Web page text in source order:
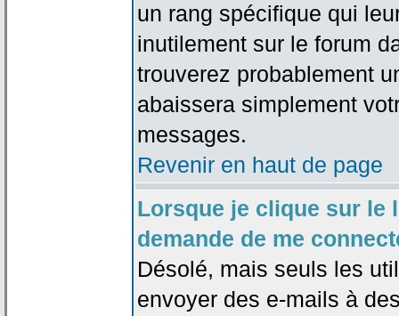
un rang spécifique qui
inutilement sur le forum
trouverez probablement
abaissera simplement
messages.
Revenir en haut de page
Lorsque je clique sur le
demande de me
Désolé, mais seuls les
envoyer des e-mails à